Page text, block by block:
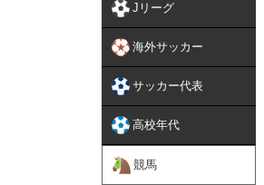
Jリーグ
海外サッカー
サッカー代表
高校年代
競馬